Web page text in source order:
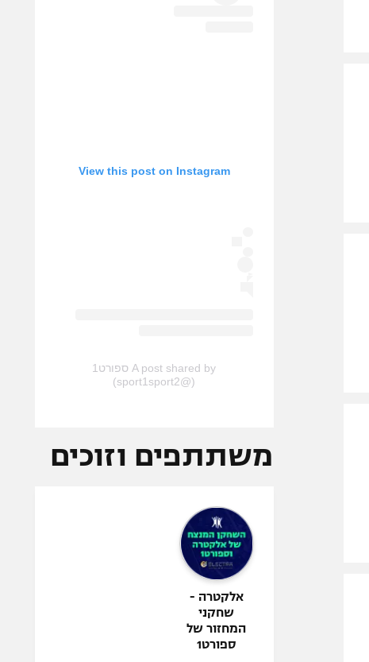
View this post on Instagram
A post shared by ספורט1
(@sport1sport2)
משתתפים וזוכים
אלקטרה -
שחקני
המחזור של
ספורט1